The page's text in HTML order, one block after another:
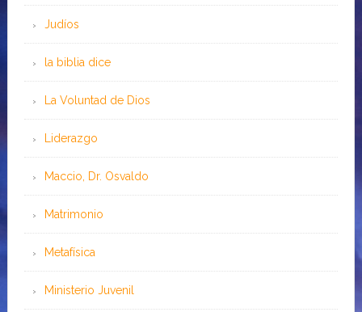
Judíos
la biblia dice
La Voluntad de Dios
Liderazgo
Maccio, Dr. Osvaldo
Matrimonio
Metafísica
Ministerio Juvenil